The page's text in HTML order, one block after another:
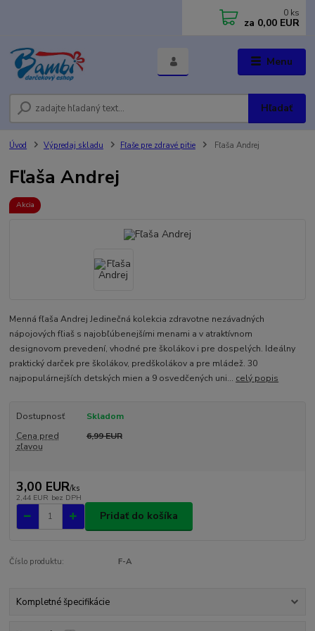
Menu
Hľadať
0 ks
za 0,00 EUR
Úvod Výpredaj skladu Fľaše pre zdravé pitie Fľaša Andrej
Fľaša Andrej
Akcia
Menná fľaša Andrej Jedinečná kolekcia zdravotne nezávadných
nápojových fľiaš s najobľúbenejšími menami a v atraktívnom
designovom prevedení, vhodné pre školákov i pre dospelých. Ideálny
praktický darček pre školákov, predškolákov a pre mládež. 30
najpopulárnejších detských mien a 9 osvedčených uni... celý popis
Dostupnosť
Skladom
Cena pred
zľavou
6,99 EUR
3,00 EUR/ks
2,44 EUR bez DPH
Pridať do košíka
Číslo produktu: F-A
Kompletné špecifikácie